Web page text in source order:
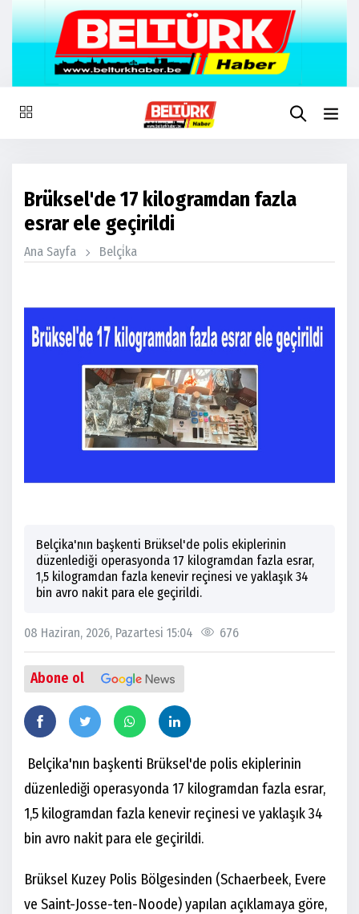
Brüksel'de 17 kilogramdan fazla
esrar ele geçirildi
Ana Sayfa Belçi̇ka
Belçika'nın başkenti Brüksel'de polis ekiplerinin
düzenlediği operasyonda 17 kilogramdan fazla esrar,
1,5 kilogramdan fazla kenevir reçinesi ve yaklaşık 34
bin avro nakit para ele geçirildi.
08 Haziran, 2026, Pazartesi 15:04 676
Abone ol
Belçika'nın başkenti Brüksel'de polis ekiplerinin
düzenlediği operasyonda 17 kilogramdan fazla esrar,
1,5 kilogramdan fazla kenevir reçinesi ve yaklaşık 34
bin avro nakit para ele geçirildi.
Brüksel Kuzey Polis Bölgesinden (Schaerbeek, Evere
ve Saint-Josse-ten-Noode) yapılan açıklamaya göre,